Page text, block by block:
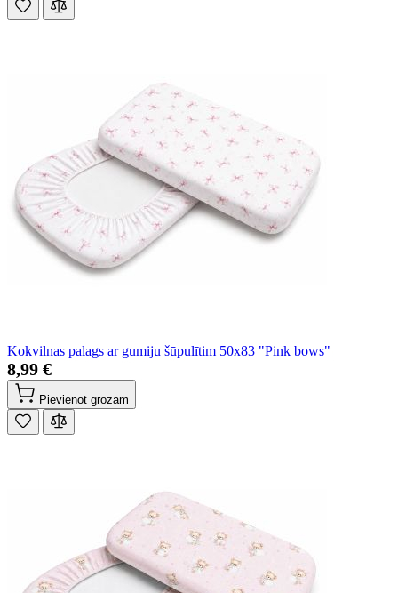
Kokvilnas palags ar gumiju šūpulītim 50x83 "Pink bows"
8,99 €
Pievienot grozam